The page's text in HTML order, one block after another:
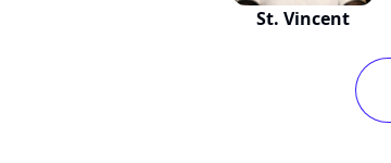
St. Vincent